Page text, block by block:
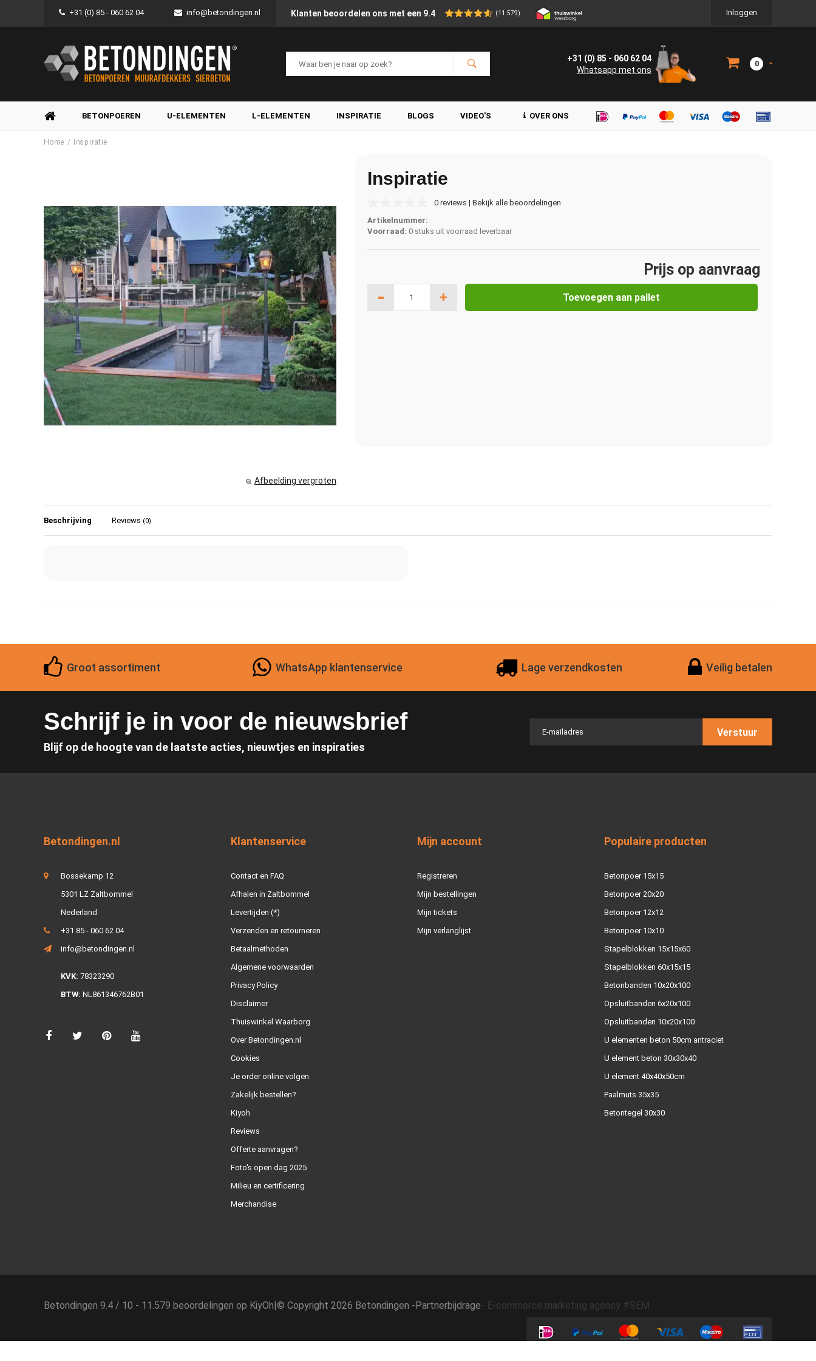
+31 (0) 85 - 060 62 04 info@betondingen.nl Klanten beoordelen ons met een 9.4 (11.579) Inloggen
+31 (0) 85 - 060 62 04
Whatsapp met ons
0
BETONPOEREN U-ELEMENTEN L-ELEMENTEN INSPIRATIE BLOGS VIDEO'S OVER ONS
Home / Inspiratie
Afbeelding vergroten
Inspiratie
0 reviews | Bekijk alle beoordelingen
Artikelnummer:
Voorraad: 0 stuks uit voorraad leverbaar
Prijs op aanvraag
- + Toevoegen aan pallet
Beschrijving Reviews (0)
Groot assortiment WhatsApp klantenservice Lage verzendkosten Veilig betalen
Schrijf je in voor de nieuwsbrief
Blijf op de hoogte van de laatste acties, nieuwtjes en inspiraties
Verstuur
Betondingen.nl
Bossekamp 12
5301 LZ Zaltbommel
Nederland
+31 85 - 060 62 04
info@betondingen.nl
KVK: 78323290
BTW: NL861346762B01
Klantenservice
Contact en FAQ
Afhalen in Zaltbommel
Levertijden (*)
Verzenden en retourneren
Betaalmethoden
Algemene voorwaarden
Privacy Policy
Disclaimer
Thuiswinkel Waarborg
Over Betondingen.nl
Cookies
Je order online volgen
Zakelijk bestellen?
Kiyoh
Reviews
Offerte aanvragen?
Foto's open dag 2025
Milieu en certificering
Merchandise
Mijn account
Registreren
Mijn bestellingen
Mijn tickets
Mijn verlanglijst
Populaire producten
Betonpoer 15x15
Betonpoer 20x20
Betonpoer 12x12
Betonpoer 10x10
Stapelblokken 15x15x60
Stapelblokken 60x15x15
Betonbanden 10x20x100
Opsluitbanden 6x20x100
Opsluitbanden 10x20x100
U elementen beton 50cm antraciet
U element beton 30x30x40
U element 40x40x50cm
Paalmuts 35x35
Betontegel 30x30
Betondingen 9.4 / 10 - 11.579 beoordelingen op KiyOh|© Copyright 2026 Betondingen -Partnerbijdrage- E-commerce marketing agency #SEM